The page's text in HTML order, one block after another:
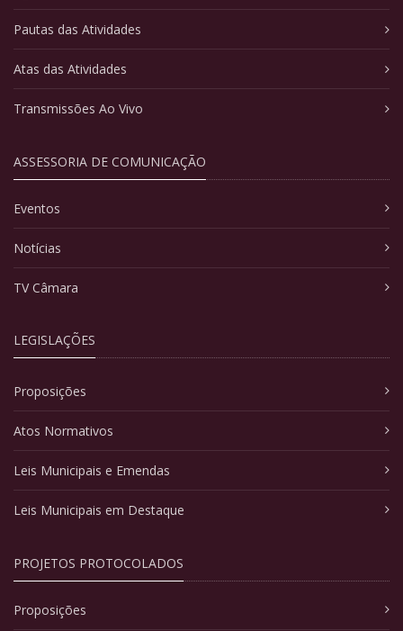
Pautas das Atividades
Atas das Atividades
Transmissões Ao Vivo
ASSESSORIA DE COMUNICAÇÃO
Eventos
Notícias
TV Câmara
LEGISLAÇÕES
Proposições
Atos Normativos
Leis Municipais e Emendas
Leis Municipais em Destaque
PROJETOS PROTOCOLADOS
Proposições